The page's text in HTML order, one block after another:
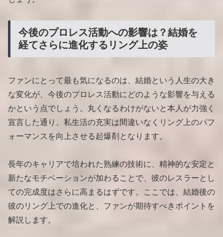
今後のプロレス活動への影響は？結婚を
経てさらに進化するリング上の姿
ファンにとって最も気になるのは、結婚という人生の大き
な変化が、今後のプロレス活動にどのような影響を与える
かという点でしょう。丸くなるわけがないと本人が力強く
宣言した通り、私生活の充実は間違いなくリング上のパフ
ォーマンスを向上させる起爆剤となります。
長年のキャリアで培われた熟練の技術に、精神的な安定と
新たなモチベーションが加わることで、彼のレスラーとし
ての完成度はさらに高まるはずです。ここでは、結婚後の
彼のリング上での進化と、ファンが期待すべきポイントを
解説します。